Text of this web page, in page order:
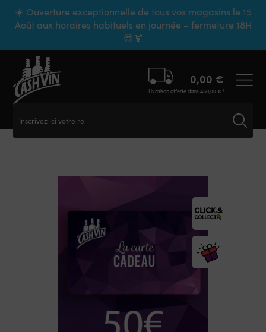
☀️ Ouverture exceptionnelle de tous vos magasins le 15
Août aux horaires habituels en journée – fermeture 18H
😎🍹
Inscrivez ici votre rech
0,00 €
Livraison offerte dans450,00 €!
Panneau de gestion des cookies